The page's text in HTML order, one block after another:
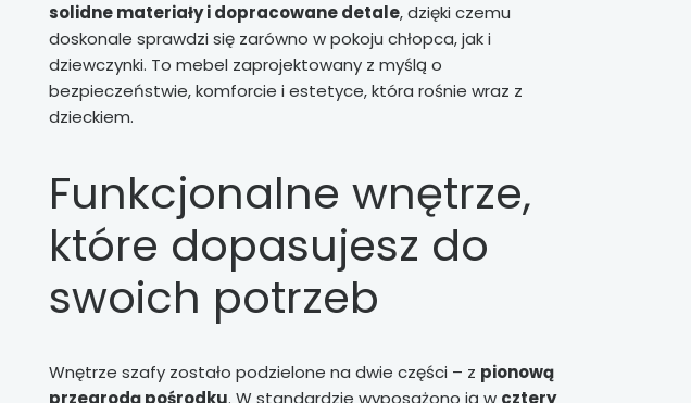
solidne materiały i dopracowane detale, dzięki czemu
doskonale sprawdzi się zarówno w pokoju chłopca, jak i
dziewczynki. To mebel zaprojektowany z myślą o
bezpieczeństwie, komforcie i estetyce, która rośnie wraz z
dzieckiem.
Funkcjonalne wnętrze,
które dopasujesz do
swoich potrzeb
Wnętrze szafy zostało podzielone na dwie części – z pionową
przegrodą pośrodku. W standardzie wyposażono ją w cztery